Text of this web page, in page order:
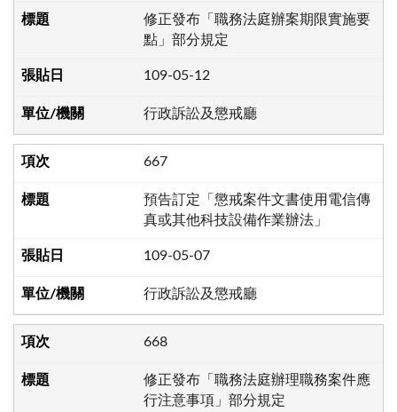
修正發布「職務法庭辦案期限實施要
點」部分規定
109-05-12
行政訴訟及懲戒廳
667
預告訂定「懲戒案件文書使用電信傳
真或其他科技設備作業辦法」
109-05-07
行政訴訟及懲戒廳
668
修正發布「職務法庭辦理職務案件應
行注意事項」部分規定